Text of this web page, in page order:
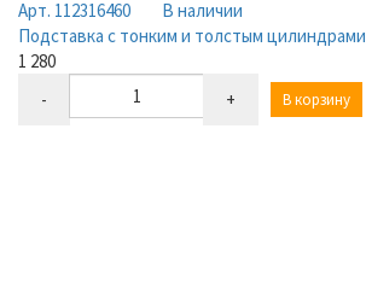
Арт. 112316460
В наличии
Подставка с тонким и толстым цилиндрами
1 280
-
+ В корзину